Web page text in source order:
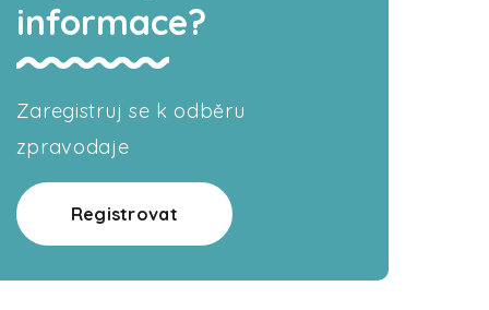
informace?
Zaregistruj se k odběru
zpravodaje
Registrovat